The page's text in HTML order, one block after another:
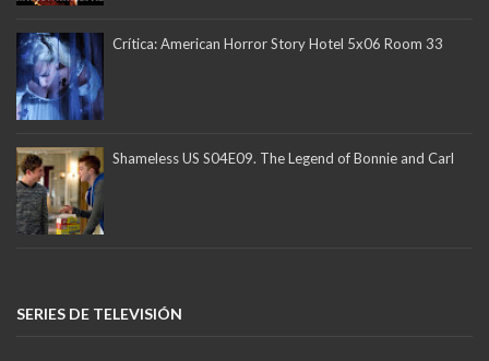
Crítica: American Horror Story Hotel 5x06 Room 33
Shameless US S04E09. The Legend of Bonnie and Carl
SERIES DE TELEVISIÓN